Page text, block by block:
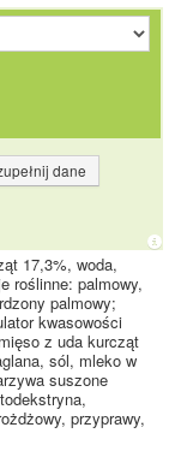
dane
17,3%, woda,
roślinne: palmowy,
palmowy;
kwasowości
z uda kurcząt
sól, mleko w
suszone
przyprawy,